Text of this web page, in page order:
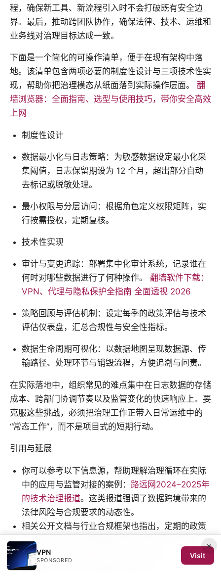
程，确保新工具、新流程引入时不会打破既有安全边
界。最后，推动跨团队协作，确保法律、技术、运维和
业务线对治理目标达成一致。
下面是一个简化的可操作清单，便于在现有架构中落
地。该清单包含两项必要的制度性设计与三项技术性实
现，帮助你把治理模态从纸面落到实际操作层面。 翻
墙浏览器：全面指南、选型与使用技巧，带你安全高效
上网
制度性设计
数据最小化与日志策略：为敏感数据设定最小化采
集阈值，日志保留期设为 12 个月，超出部分自动
去标记或脱敏处理。
最小权限与分层访问：根据角色定义权限矩阵，实
行按需授权，定期复核。
技术性实现
审计与变更追踪：部署集中化审计系统，记录谁在
何时对哪些数据进行了何种操作。 翻墙软件下载：
VPN、代理与隐私保护全指南 全面透视 2026
策略回顾与评估机制：设定每季的政策评估与技术
评估仪表盘，汇总合规性与安全性指标。
数据生命周期可视化：以数据地图呈现数据源、传
输路径、处理环节与销毁流程，方便追溯与问责。
在实际落地中，组织常见的难点集中在日志数据的存储
成本、跨部门协调节奏以及监管变化的快速响应上。要
克服这些挑战，必须把治理工作正带入日常运维中的
“常态工作”，而不是项目式的短期行动。
引用与延展
你可以参考以下信息源，帮助理解治理循环在实际
中的应用与监管对接的案例： 路远网2024–2025年
的技术治理报道。这类报道强调了数据跨境带来的
法律风险与合规要求的动态性。
相关公开文档与行业合规框架也指出，定期的政策
回顾与技术评估是抵御监管变化波动的关键工具。
Akamai 的边缘治理研究
当然只是示例，实际落地
应以更贴近贵组织的披露与政策为准。
×
VPN
SPONSORED
Visit